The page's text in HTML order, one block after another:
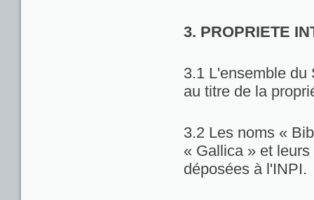
3. PROPRIETE
3.1 L'ensemble du
au titre de la
3.2 Les noms «
« Gallica » et
déposées à l'INPI.